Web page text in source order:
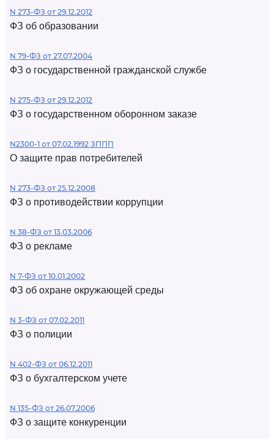
N 273-ФЗ от 29.12.2012
ФЗ об образовании
N 79-ФЗ от 27.07.2004
ФЗ о государственной гражданской службе
N 275-ФЗ от 29.12.2012
ФЗ о государственном оборонном заказе
N2300-1 от 07.02.1992 ЗППП
О защите прав потребителей
N 273-ФЗ от 25.12.2008
ФЗ о противодействии коррупции
N 38-ФЗ от 13.03.2006
ФЗ о рекламе
N 7-ФЗ от 10.01.2002
ФЗ об охране окружающей среды
N 3-ФЗ от 07.02.2011
ФЗ о полиции
N 402-ФЗ от 06.12.2011
ФЗ о бухгалтерском учете
N 135-ФЗ от 26.07.2006
ФЗ о защите конкуренции